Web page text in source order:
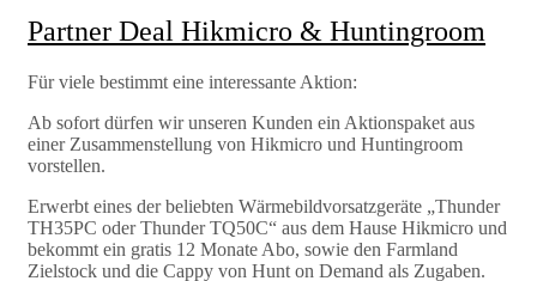
Partner Deal Hikmicro & Huntingroom
Für viele bestimmt eine interessante Aktion:
Ab sofort dürfen wir unseren Kunden ein Aktionspaket aus
einer Zusammenstellung von Hikmicro und Huntingroom
vorstellen.
Erwerbt eines der beliebten Wärmebildvorsatzgeräte „Thunder
TH35PC oder Thunder TQ50C“ aus dem Hause Hikmicro und
bekommt ein gratis 12 Monate Abo, sowie den Farmland
Zielstock und die Cappy von Hunt on Demand als Zugaben.